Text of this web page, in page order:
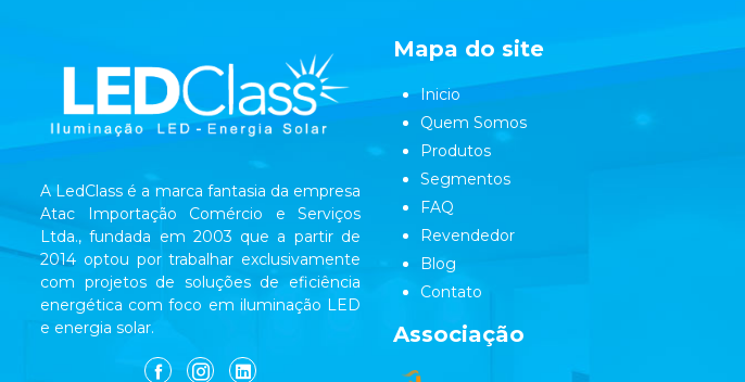
A LedClass é a marca fantasia da empresa
Atac Importação Comércio e Serviços
Ltda., fundada em 2003 que a partir de
2014 optou por trabalhar exclusivamente
com projetos de soluções de eficiência
energética com foco em iluminação LED
e energia solar.
Mapa do site
Inicio
Quem Somos
Produtos
Segmentos
FAQ
Revendedor
Blog
Contato
Associação